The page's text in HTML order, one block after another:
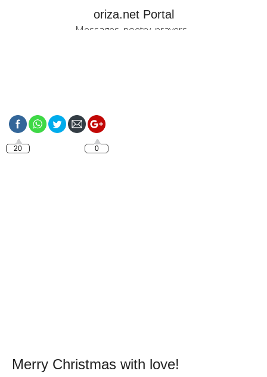
oriza.net Portal
Messages, poetry, prayers...
Merry Christmas with love!
20 0